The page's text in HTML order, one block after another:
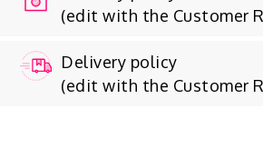
(edit with the Customer
Delivery policy
(edit with the Customer